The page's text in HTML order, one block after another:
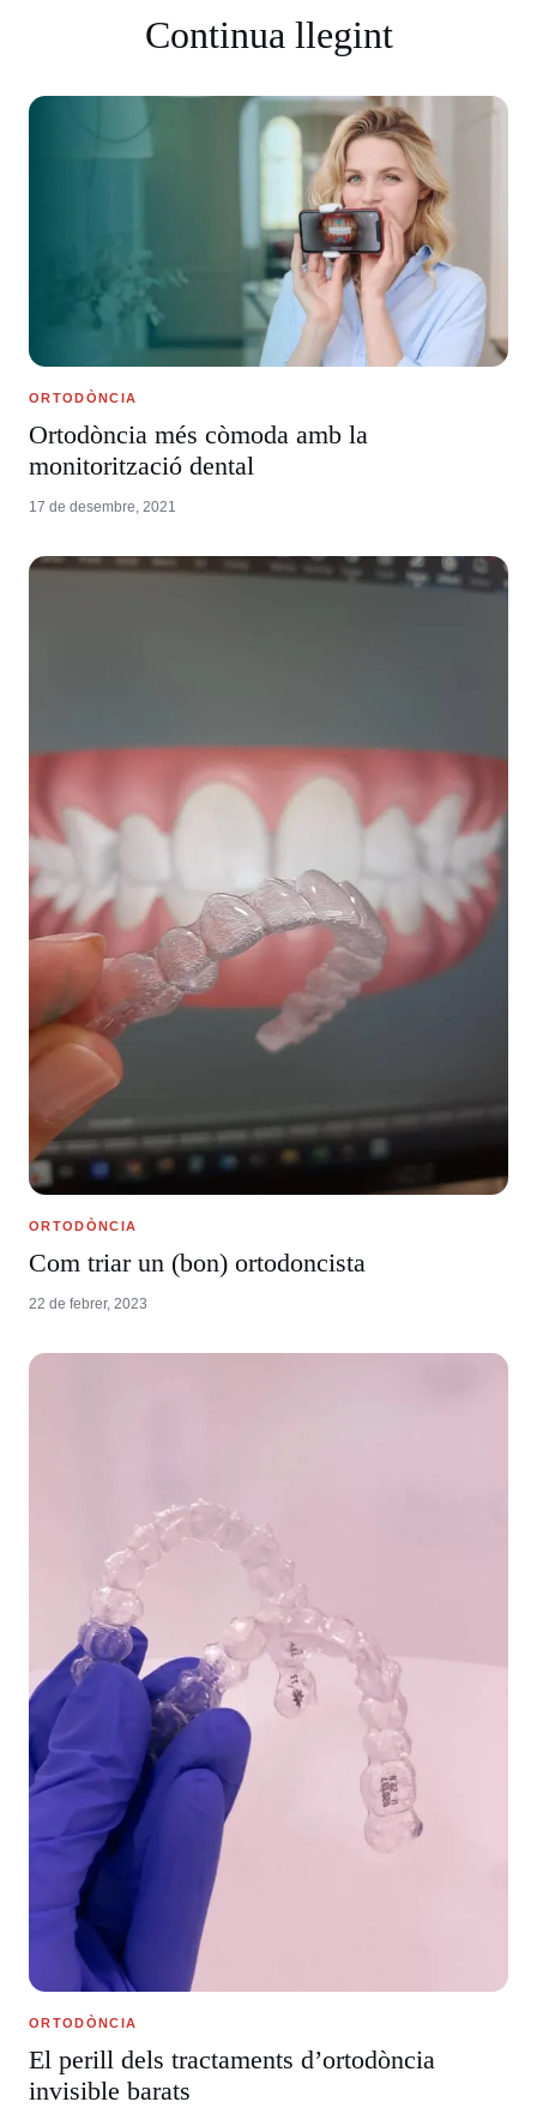
Continua llegint
ORTODÒNCIA
Ortodòncia més còmoda amb la
monitorització dental
17 de desembre, 2021
ORTODÒNCIA
Com triar un (bon) ortodoncista
22 de febrer, 2023
ORTODÒNCIA
El perill dels tractaments d’ortodòncia
invisible barats